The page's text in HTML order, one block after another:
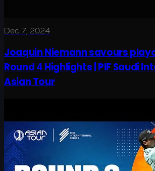
Dec 7, 2024
Joaquin Niemann savours
Round 4 Highlights | PIF Saudi
Asian Tour